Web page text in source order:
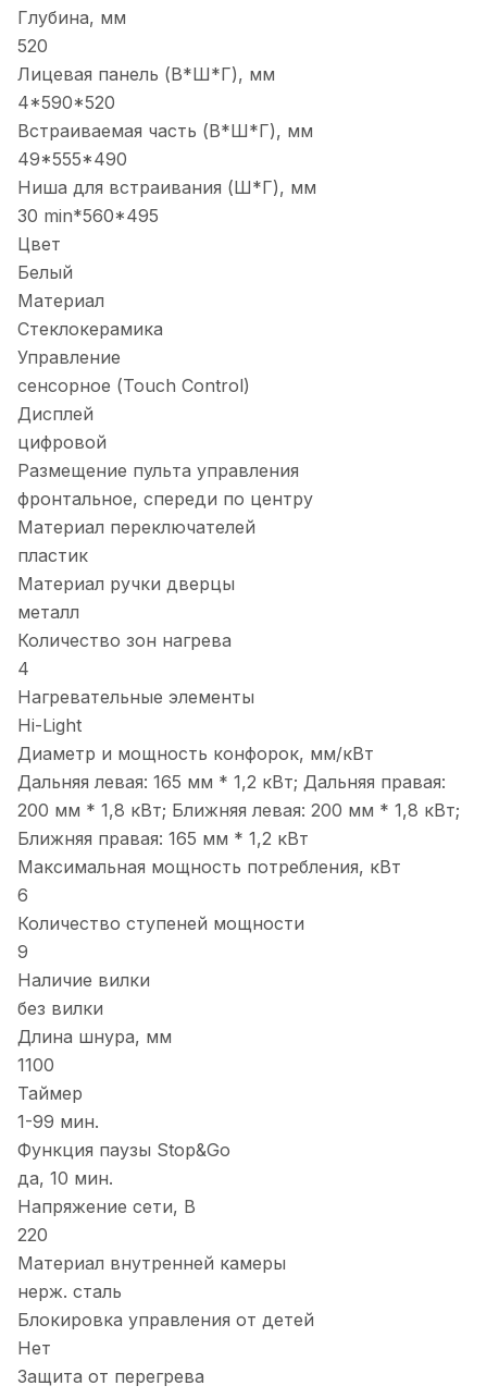
Глубина, мм
520
Лицевая панель (В*Ш*Г), мм
4*590*520
Встраиваемая часть (В*Ш*Г), мм
49*555*490
Ниша для встраивания (Ш*Г), мм
30 min*560*495
Цвет
Белый
Материал
Стеклокерамика
Управление
сенсорное (Touch Control)
Дисплей
цифровой
Размещение пульта управления
фронтальное, спереди по центру
Материал переключателей
пластик
Материал ручки дверцы
металл
Количество зон нагрева
4
Нагревательные элементы
Hi-Light
Диаметр и мощность конфорок, мм/кВт
Дальняя левая: 165 мм * 1,2 кВт; Дальняя правая:
200 мм * 1,8 кВт; Ближняя левая: 200 мм * 1,8 кВт;
Ближняя правая: 165 мм * 1,2 кВт
Максимальная мощность потребления, кВт
6
Количество ступеней мощности
9
Наличие вилки
без вилки
Длина шнура, мм
1100
Таймер
1-99 мин.
Функция паузы Stop&Go
да, 10 мин.
Напряжение сети, В
220
Материал внутренней камеры
нерж. сталь
Блокировка управления от детей
Нет
Защита от перегрева